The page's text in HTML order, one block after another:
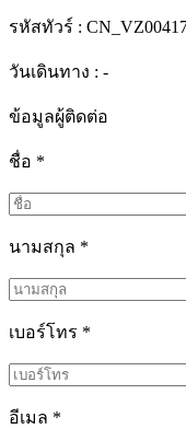
รหัสทัวร์ :
วันเดินทาง : -
ข้อมูลผู้ติดต่อ
ชื่อ *
นามสกุล *
เบอร์โทร *
อีเมล *